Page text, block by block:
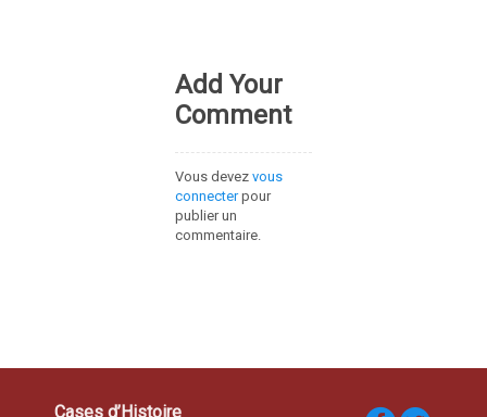
Add Your
Comment
Vous devez vous
connecterpour
publier un
commentaire.
Cases d’Histoire